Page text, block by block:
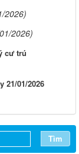
2026)
2026)
cư trú
21/01/2026
Tìm